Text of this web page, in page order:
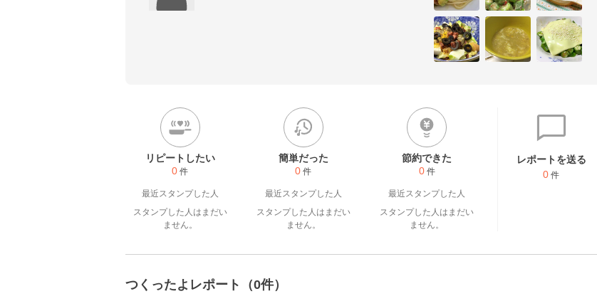
リピートしたい
0 件
最近スタンプした人
スタンプした人はまだい
ません。
簡単だった
0 件
最近スタンプした人
スタンプした人はまだい
ません。
節約できた
0 件
最近スタンプした人
スタンプした人はまだい
ません。
レポートを送る
0 件
つくったよレポート（0件）